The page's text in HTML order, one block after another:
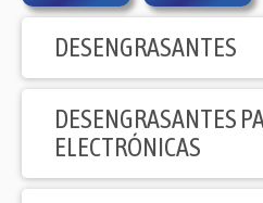
DESENGRASANTES
DESENGRASANTES
ELECTRÓNICAS